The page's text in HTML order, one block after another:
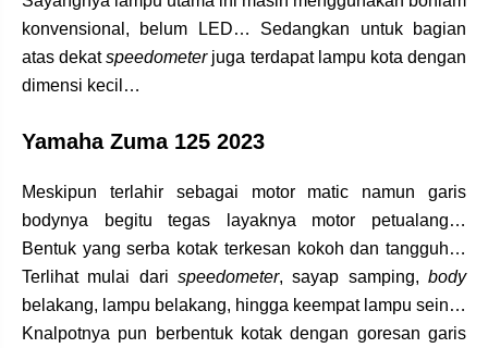
konvensional, belum LED… Sedangkan untuk bagian
atas dekatspeedometerjuga terdapat lampu kota dengan
dimensi kecil…
Yamaha Zuma 125 2023
Meskipun terlahir sebagai motor matic namun garis
bodynya begitu tegas layaknya motor petualang…
Bentuk yang serba kotak terkesan kokoh dan tangguh…
Terlihat mulai dari speedometer, sayap samping, body
belakang, lampu belakang, hingga keempat lampu sein…
Knalpotnya pun berbentuk kotak dengan goresan garis